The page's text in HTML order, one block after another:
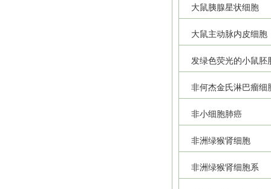
大鼠胰腺星状细胞
大鼠主动脉内皮细胞
发绿色荧光的小鼠胚
非何杰金氏淋巴瘤细
非小细胞肺癌
非洲绿猴肾细胞
非洲绿猴肾细胞系